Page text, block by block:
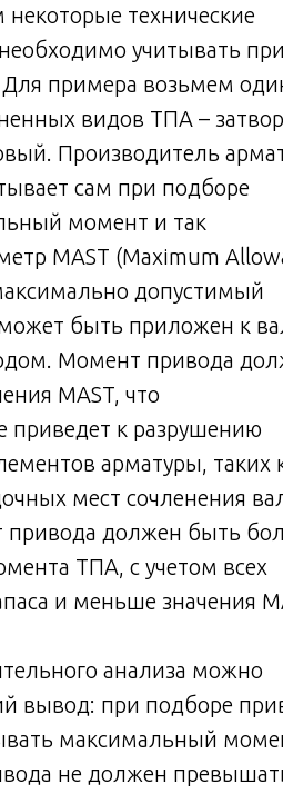
технические
учитывать
примера возьмем
видов ТПА – затвор
Производитель
сам при подборе
момент и так
MAST (Maximum
допустимый
быть приложен к
Момент привода
MAST, что
приведет к разрушению
арматуры, таких
мест сочленения
привода должен быть
ТПА, с учетом всех
и меньше значения
анализа можно
вывод: при подборе
максимальный
не должен